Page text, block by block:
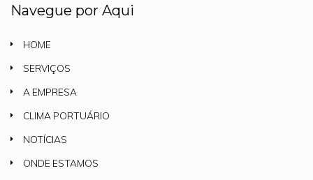
Navegue por Aqui
HOME
SERVIÇOS
A EMPRESA
CLIMA PORTUÁRIO
NOTÍCIAS
ONDE ESTAMOS